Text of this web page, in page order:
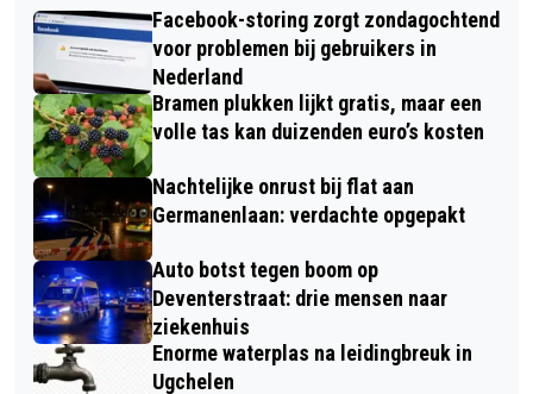
Facebook-storing zorgt zondagochtend
voor problemen bij gebruikers in
Nederland
Bramen plukken lijkt gratis, maar een
volle tas kan duizenden euro’s kosten
Nachtelijke onrust bij flat aan
Germanenlaan: verdachte opgepakt
Auto botst tegen boom op
Deventerstraat: drie mensen naar
ziekenhuis
Enorme waterplas na leidingbreuk in
Ugchelen